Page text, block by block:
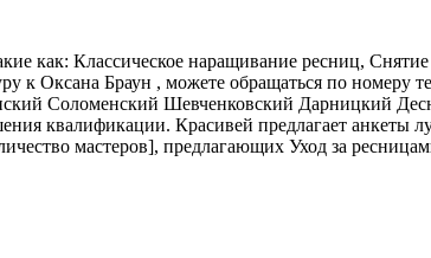
как: Классическое наращивание ресниц,
Оксана Браун , можете обращаться по номеру
Соломенский Шевченковский Дарницкий
квалификации. Красивей предлагает анкеты
мастеров], предлагающих Уход за